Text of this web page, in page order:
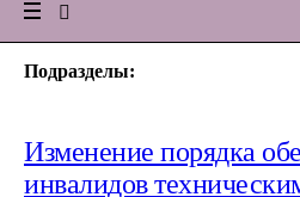
Подразделы:
Изменение порядка
инвалидов